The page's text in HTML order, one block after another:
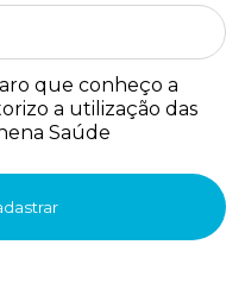
que conheço a
a utilização das
Saúde